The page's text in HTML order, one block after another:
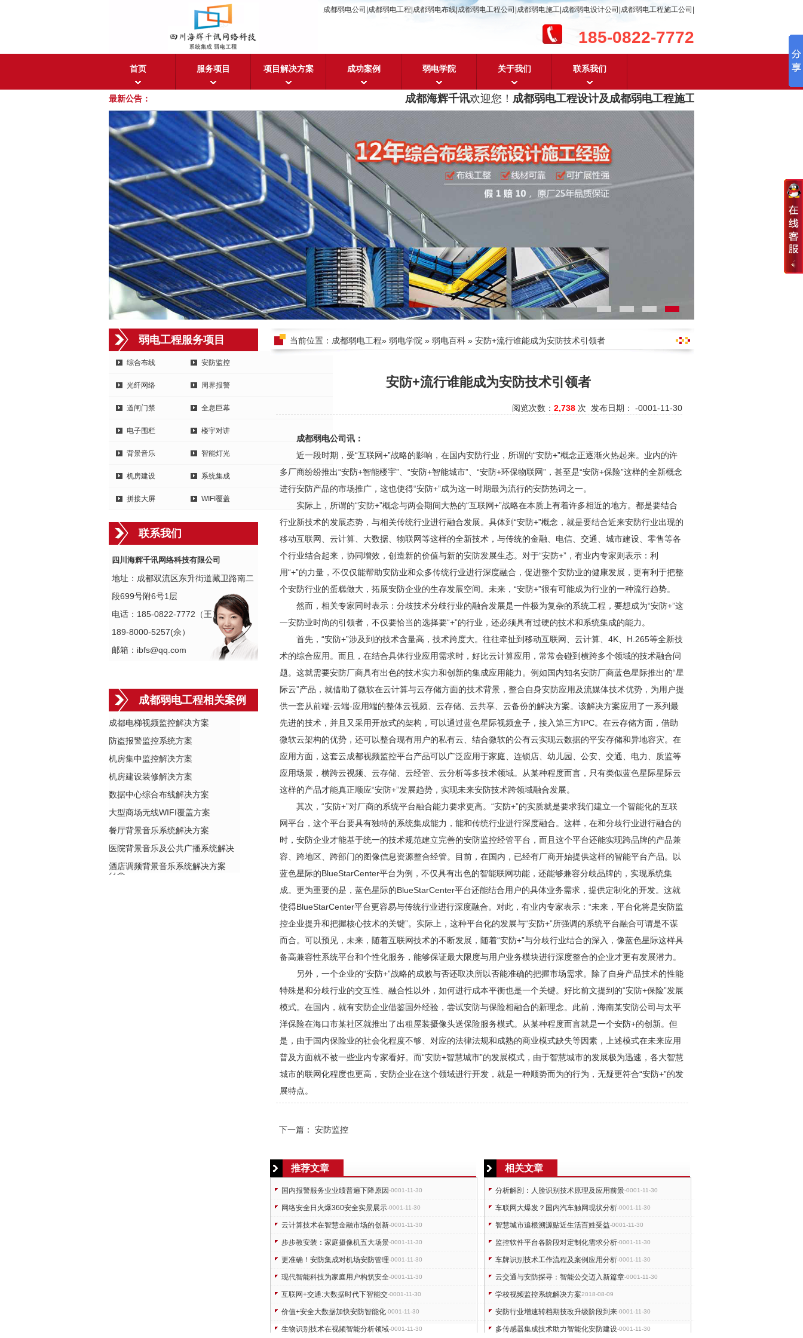
成都弱电公司|成都弱电工程|成都弱电布线|成都弱电工程公司|成都弱电施工|成都弱电设计公司|成都弱电工程施工公司|
185-0822-7772
首页 服务项目 项目解决方案 成功案例 弱电学院 关于我们 联系我们
最新公告： 成都海辉千讯欢迎您！成都弱电工程设计及成都弱电工程施工，含
弱电工程服务项目
综合布线 安防监控
光纤网络 周界报警
道闸门禁 全息巨幕
电子围栏 楼宇对讲
背景音乐 智能灯光
机房建设 系统集成
拼接大屏 WIFI覆盖
联系我们
四川海辉千讯网络科技有限公司
地址：成都双流区东升街道藏卫路南二
段699号附6号1层
电话：185-0822-7772（王）
189-8000-5257(佘）
邮箱：ibfs@qq.com
成都弱电工程相关案例
成都电梯视频监控解决方案
防盗报警监控系统方案
机房集中监控解决方案
机房建设装修解决方案
数据中心综合布线解决方案
大型商场无线WIFI覆盖方案
餐厅背景音乐系统解决方案
医院背景音乐及公共广播系统解决
方案
酒店调频背景音乐系统解决方案
当前位置： 成都弱电工程» 弱电学院 » 弱电百科 » 安防+流行谁能成为安防技术引领者
安防+流行谁能成为安防技术引领者
阅览次数： 2,738 次 发布日期： -0001-11-30
成都弱电公司讯：
近一段时期，受“互联网+”战略的影响，在国内安防行业，所谓的“安防+”概念正逐渐火热起来。业内的许
多厂商纷纷推出“安防+智能楼宇”、“安防+智能城市”、“安防+环保物联网”，甚至是“安防+保险”这样的全新概念
进行安防产品的市场推广，这也使得“安防+”成为这一时期最为流行的安防热词之一。
实际上，所谓的“安防+”概念与两会期间大热的“互联网+”战略在本质上有着许多相近的地方。都是要结合
行业新技术的发展态势，与相关传统行业进行融合发展。具体到“安防+”概念，就是要结合近来安防行业出现的
移动互联网、云计算、大数据、物联网等这样的全新技术，与传统的金融、电信、交通、城市建设、零售等各
个行业结合起来，协同增效，创造新的价值与新的安防发展生态。对于“安防+”，有业内专家则表示：利
用“+”的力量，不仅仅能帮助安防业和众多传统行业进行深度融合，促进整个安防业的健康发展，更有利于把整
个安防行业的蛋糕做大，拓展安防企业的生存发展空间。未来，“安防+”很有可能成为行业的一种流行趋势。
然而，相关专家同时表示：分歧技术分歧行业的融合发展是一件极为复杂的系统工程，要想成为“安防+”这
一安防业时尚的引领者，不仅要恰当的选择要“+”的行业，还必须具有过硬的技术和系统集成的能力。
首先，“安防+”涉及到的技术含量高，技术跨度大。往往牵扯到移动互联网、云计算、4K、H.265等全新技
术的综合应用。而且，在结合具体行业应用需求时，好比云计算应用，常常会碰到横跨多个领域的技术融合问
题。这就需要安防厂商具有出色的技术实力和创新的集成应用能力。例如国内知名安防厂商蓝色星际推出的“星
际云”产品，就借助了微软在云计算与云存储方面的技术背景，整合自身安防应用及流媒体技术优势，为用户提
供一套从前端-云端-应用端的整体云视频、云存储、云共享、云备份的解决方案。该解决方案应用了一系列最
先进的技术，并且又采用开放式的架构，可以通过蓝色星际视频盒子，接入第三方IPC。在云存储方面，借助
微软云架构的优势，还可以整合现有用户的私有云、结合微软的公有云实现云数据的平安存储和异地容灾。在
应用方面，这套云成都视频监控平台产品可以广泛应用于家庭、连锁店、幼儿园、公安、交通、电力、质监等
应用场景，横跨云视频、云存储、云经管、云分析等多技术领域。从某种程度而言，只有类似蓝色星际星际云
这样的产品才能真正顺应“安防+”发展趋势，实现未来安防技术跨领域融合发展。
其次，“安防+”对厂商的系统平台融合能力要求更高。“安防+”的实质就是要求我们建立一个智能化的互联
网平台，这个平台要具有独特的系统集成能力，能和传统行业进行深度融合。这样，在和分歧行业进行融合的
时， 安防企业才能基于统一的技术规范建立完善的安防监控经管平台，而且这个平台还能实现跨品牌的产品兼
容、跨地区、跨部门的图像信息资源整合经管。目前，在国内，已经有厂商开始提供这样的智能平台产品。以
蓝色星际的BlueStarCenter平台为例，不仅具有出色的智能联网功能，还能够兼容分歧品牌的，实现系统集
成。更为重要的是，蓝色星际的BlueStarCenter平台还能结合用户的具体业务需求，提供定制化的开发。这就
使得BlueStarCenter平台更容易与传统行业进行深度融合。对此，有业内专家表示：“未来，平台化将是安防监
控企业提升和把握核心技术的关键”。实际上，这种平台化的发展与“安防+”所强调的系统平台融合可谓是不谋
而合。可以预见，未来，随着互联网技术的不断发展，随着“安防+”与分歧行业结合的深入，像蓝色星际这样具
备高兼容性系统平台和个性化服务，能够保证最大限度与用户业务模块进行深度整合的企业才更有发展潜力。
另外，一个企业的“安防+”战略的成败与否还取决所以否能准确的把握市场需求。除了自身产品技术的性能
特殊是和分歧行业的交互性、融合性以外，如何进行成本平衡也是一个关键。好比前文提到的“安防+保险”发展
模式。在国内，就有安防企业借鉴国外经验，尝试安防与保险相融合的新理念。此前，海南某安防公司与太平
洋保险在海口市某社区就推出了出租屋装摄像头送保险服务模式。从某种程度而言就是一个安防+的创新。但
是，由于国内保险业的社会化程度不够、对应的法律法规和成熟的商业模式缺失等因素，上述模式在未来应用
普及方面就不被一些业内专家看好。而“安防+智慧城市”的发展模式，由于智慧城市的发展极为迅速，各大智慧
城市的联网化程度也更高， 安防企业在这个领域进行开发，就是一种顺势而为的行为，无疑更符合“安防+”的发
展特点。
下一篇： 安防监控
推荐文章
国内报警服务业业绩普遍下降原因-0001-11-30
网络安全日火爆360安全实景展示-0001-11-30
云计算技术在智慧金融市场的创新-0001-11-30
步步教安装：家庭摄像机五大场景-0001-11-30
更准确！安防集成对机场安防管理-0001-11-30
现代智能科技为家庭用户构筑安全-0001-11-30
互联网+交通:大数据时代下智能交-0001-11-30
价值+安全大数据加快安防智能化-0001-11-30
生物识别技术在视频智能分析领域-0001-11-30
相关文章
分析解剖：人脸识别技术原理及应用前景-0001-11-30
车联网大爆发？国内汽车触网现状分析-0001-11-30
智慧城市追根溯源贴近生活百姓受益-0001-11-30
监控软件平台各阶段对定制化需求分析-0001-11-30
车牌识别技术工作流程及案例应用分析-0001-11-30
云交通与安防探寻：智能公交迈入新篇章-0001-11-30
学校视频监控系统解决方案2018-08-09
安防行业增速转档期技改升级阶段到来-0001-11-30
多传感器集成技术助力智能化安防建设-0001-11-30